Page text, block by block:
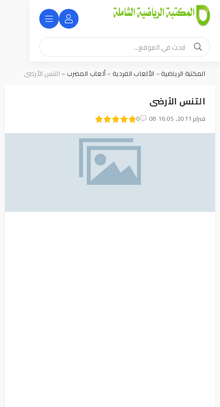
المكتبة الرياضية» الألعاب الفردية »ألعاب المضرب » التنس الأرضى
التنس الأرضى
08 فبراير 2011, 16:05 0 1
2
3
4
5